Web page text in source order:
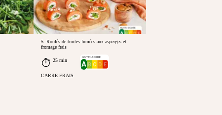
5. Roulés de truites fumées aux asperges et
fromage frais
25 min
CARRE FRAIS